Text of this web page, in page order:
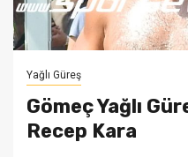
Yağlı Güreş
Gömeç Yağlı
Recep Kara